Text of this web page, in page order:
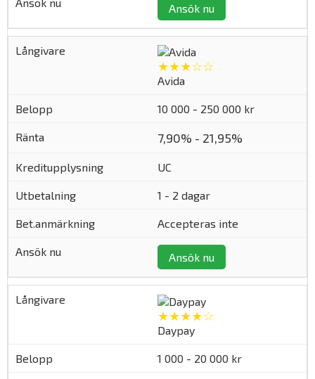
Ansök nu
★★★☆☆
Avida
10 000 - 250 000 kr
7,90% - 21,95%
UC
1 - 2 dagar
Accepteras inte
Ansök nu
★★★★☆
Daypay
1 000 - 20 000 kr